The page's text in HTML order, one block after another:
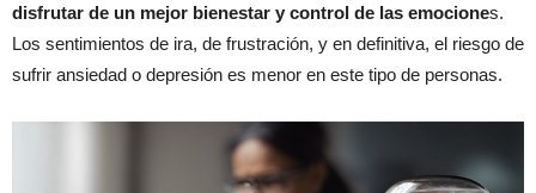
disfrutar de un mejor bienestar y control de las emociones.
Los sentimientos de ira, de frustración, y en definitiva, el riesgo de
sufrir ansiedad o depresión es menor en este tipo de personas.